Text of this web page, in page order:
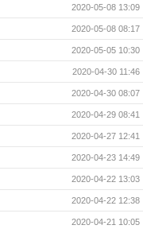
2020-05-08 13:09
2020-05-08 08:17
2020-05-05 10:30
2020-04-30 11:46
2020-04-30 08:07
2020-04-29 08:41
2020-04-27 12:41
2020-04-23 14:49
2020-04-22 13:03
2020-04-22 12:38
2020-04-21 10:05